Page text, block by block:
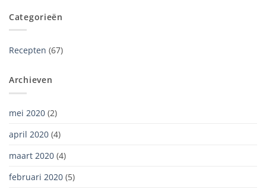
Categorieën
Recepten (67)
Archieven
mei 2020 (2)
april 2020 (4)
maart 2020 (4)
februari 2020 (5)